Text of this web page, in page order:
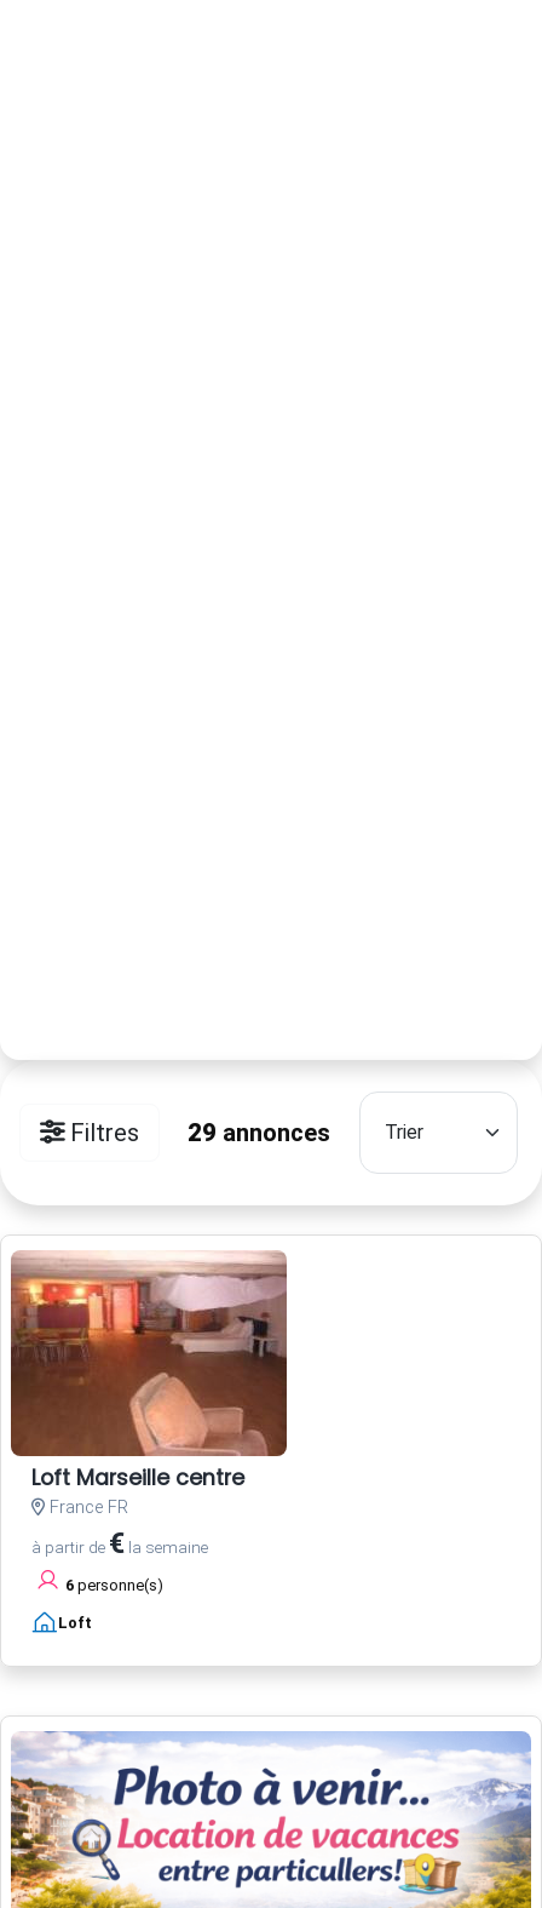
Filtres 29 annonces
Loft Marseille centre
France FR
à partir de € la semaine
6 personne(s)
Loft